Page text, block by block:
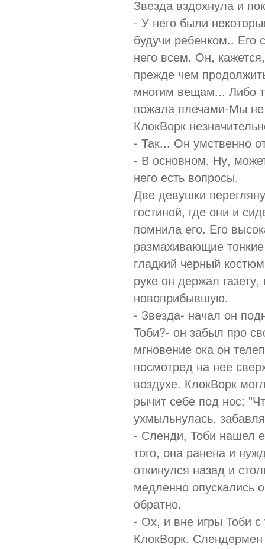
Звезда вздохнула и
- У него были
будучи ребенком.. Его
него всем. Он,
прежде чем
многим вещам... Либо
пожала плечами-Мы
КлокВорк
- Так... Он умственно
- В основном. Ну,
него есть вопросы.
Две девушки
гостиной, где они и
помнила его. Его
размахивающие
гладкий черный
руке он держал
новоприбывшую.
- Звезда- начал он
Тоби?- он забыл про
мгновение ока он
посмотред на нее
воздухе. КлокВорк
рычит себе под нос:
ухмыльнулась,
- Сленди, Тоби нашел
того, она ранена и
откинулся назад и
медленно опускались
обратно.
- Ох, и вне игры Тоби
КлокВорк.